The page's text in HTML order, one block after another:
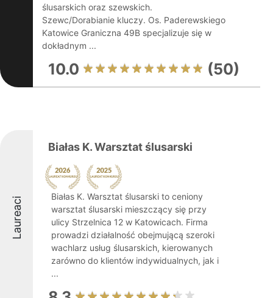
ślusarskich oraz szewskich.
Szewc/Dorabianie kluczy. Os. Paderewskiego
Katowice Graniczna 49B specjalizuje się w
dokładnym ...
10.0 (50)
Laureaci
Białas K. Warsztat ślusarski
Białas K. Warsztat ślusarski to ceniony
warsztat ślusarski mieszczący się przy
ulicy Strzelnica 12 w Katowicach. Firma
prowadzi działalność obejmującą szeroki
wachlarz usług ślusarskich, kierowanych
zarówno do klientów indywidualnych, jak i
...